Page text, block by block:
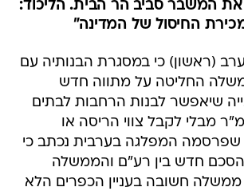
המשבר סביב הר הבית. הליכוד:
החיסול של המדינה"
(ראשון) כי במסגרת הבנותיה עם
החליטה על מתווה חדש
שיאפשר לבנות הרחבות לבתים
עד גודל של 70 מ"ר מבלי לקבל צווי הריסה או
שפרסמה המפלגה בערבית נכתב כי
חדש בין רע"ם והממשלה
חשובה בעניין הכפרים הלא